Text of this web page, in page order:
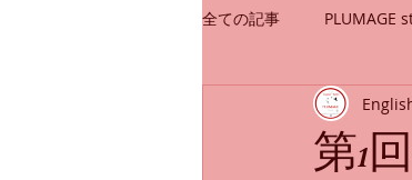
全ての記事 PLUMAGE
スクール案内 プ
第1